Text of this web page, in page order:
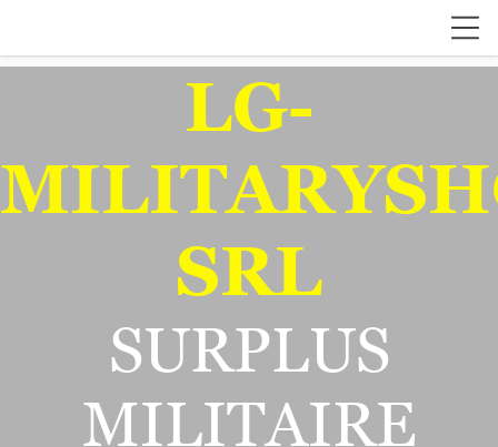
LG-
SRL
SURPLUS
MILITAIRE